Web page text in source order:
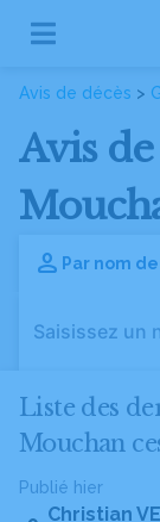
Avis de décès >
Avis
Par nom
Liste des
Mouchan
Publié hier
Christian